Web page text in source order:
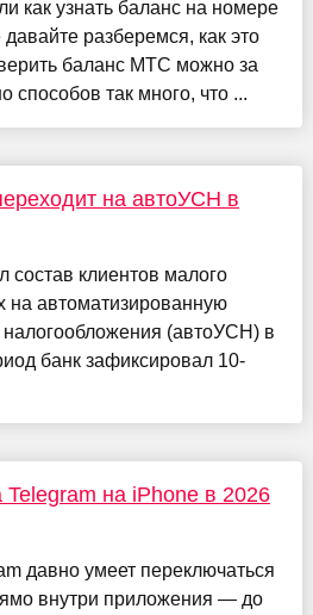
как узнать баланс на номере
разберемся, как это
баланс МТС можно за
способов так много, что ...
на автоУСН в
состав клиентов малого
на автоматизированную
(автоУСН) в
банк зафиксировал 10-
Telegram на iPhone в 2026
давно умеет переключаться
внутри приложения — до